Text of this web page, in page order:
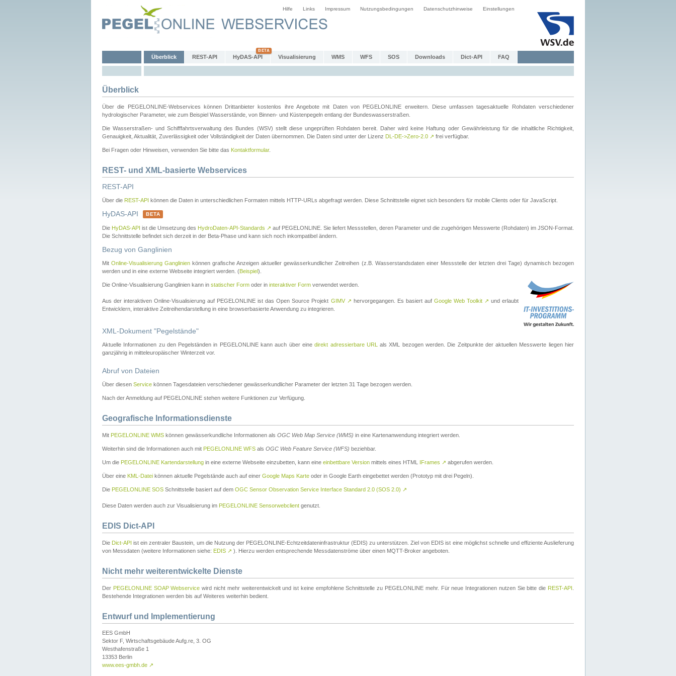
Hilfe Links Impressum Nutzungsbedingungen Datenschutzhinweise Einstellungen
Überblick REST-API HyDAS-API Visualisierung WMS WFS SOS Downloads Dict-API FAQ
Überblick
Über die PEGELONLINE-Webservices können Drittanbieter kostenlos ihre Angebote mit Daten von PEGELONLINE erweitern. Diese umfassen tagesaktuelle Rohdaten verschiedener
hydrologischer Parameter, wie zum Beispiel Wasserstände, von Binnen- und Küstenpegeln entlang der Bundeswasserstraßen.
Die Wasserstraßen- und Schifffahrtsverwaltung des Bundes (WSV) stellt diese ungeprüften Rohdaten bereit. Daher wird keine Haftung oder Gewährleistung für die inhaltliche Richtigkeit,
Genauigkeit, Aktualität, Zuverlässigkeit oder Vollständigkeit der Daten übernommen. Die Daten sind unter der Lizenz DL-DE->Zero-2.0 ↗ frei verfügbar.
Bei Fragen oder Hinweisen, verwenden Sie bitte das Kontaktformular.
REST- und XML-basierte Webservices
REST-API
Über die REST-API können die Daten in unterschiedlichen Formaten mittels HTTP-URLs abgefragt werden. Diese Schnittstelle eignet sich besonders für mobile Clients oder für JavaScript.
HyDAS-API BETA
Die HyDAS-API ist die Umsetzung des HydroDaten-API-Standards ↗ auf PEGELONLINE. Sie liefert Messstellen, deren Parameter und die zugehörigen Messwerte (Rohdaten) im JSON-Format.
Die Schnittstelle befindet sich derzeit in der Beta-Phase und kann sich noch inkompatibel ändern.
Bezug von Ganglinien
MitOnline-Visualisierung Ganglinien können grafische Anzeigen aktueller gewässerkundlicher Zeitreihen (z.B. Wasserstandsdaten einer Messstelle der letzten drei Tage) dynamisch bezogen
werden und in eine externe Webseite integriert werden. (Beispiel).
Die Online-Visualisierung Ganglinien kann in statischer Form oder in interaktiver Form verwendet werden.
Aus der interaktiven Online-Visualisierung auf PEGELONLINE ist das Open Source Projekt GIMV ↗ hervorgegangen. Es basiert auf Google Web Toolkit ↗ und erlaubt
Entwicklern, interaktive Zeitreihendarstellung in eine browserbasierte Anwendung zu integrieren.
XML-Dokument "Pegelstände"
Aktuelle Informationen zu den Pegelständen in PEGELONLINE kann auch über einedirekt adressierbare URL
als XML bezogen werden. Die Zeitpunkte der aktuellen Messwerte liegen hier
ganzjährig in mitteleuropäischer Winterzeit vor.
Abruf von Dateien
Über diesen Service können Tagesdateien verschiedener gewässerkundlicher Parameter der letzten 31 Tage bezogen werden.
Nach der Anmeldung auf PEGELONLINE stehen weitere Funktionen zur Verfügung.
Geografische Informationsdienste
Mit PEGELONLINE WMS können gewässerkundliche Informationen als OGC Web Map Service (WMS) in eine Kartenanwendung integriert werden.
Weiterhin sind die Informationen auch mit PEGELONLINE WFS als OGC Web Feature Service (WFS) beziehbar.
Um die PEGELONLINE Kartendarstellung in eine externe Webseite einzubetten, kann eine einbettbare Version mittels eines HTML IFrames ↗ abgerufen werden.
Über eine KML-Datei können aktuelle Pegelstände auch auf einer Google Maps Karte oder in Google Earth eingebettet werden (Prototyp mit drei Pegeln).
Die PEGELONLINE SOS Schnittstelle basiert auf dem OGC Sensor Observation Service Interface Standard 2.0 (SOS 2.0) ↗
Diese Daten werden auch zur Visualisierung im PEGELONLINE Sensorwebclient genutzt.
EDIS Dict-API
Die Dict-API ist ein zentraler Baustein, um die Nutzung der PEGELONLINE-Echtzeitdateninfrastruktur (EDIS) zu unterstützen. Ziel von EDIS ist eine möglichst schnelle und effiziente Auslieferung
von Messdaten (weitere Informationen siehe: EDIS ↗ ). Hierzu werden entsprechende Messdatenströme über einen MQTT-Broker angeboten.
Nicht mehr weiterentwickelte Dienste
Der PEGELONLINE SOAP Webservice wird nicht mehr weiterentwickelt und ist keine empfohlene Schnittstelle zu PEGELONLINE mehr. Für neue Integrationen nutzen Sie bitte die REST-API
Bestehende Integrationen werden bis auf Weiteres weiterhin bedient.
Entwurf und Implementierung
EES GmbH
Sektor F, Wirtschaftsgebäude Aufg.re, 3. OG
Westhafenstraße 1
13353 Berlin
www.ees-gmbh.de ↗